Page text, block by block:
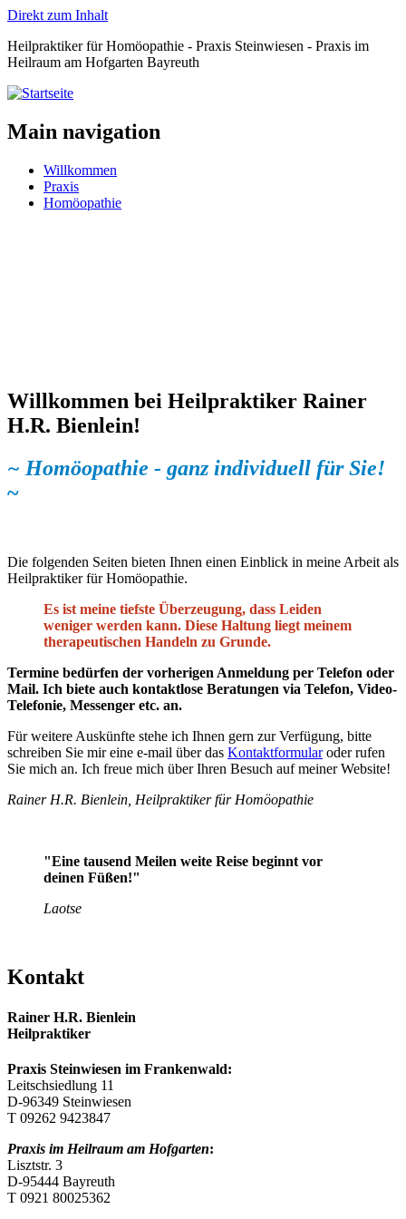
Direkt zum Inhalt
Heilpraktiker für Homöopathie - Praxis Steinwiesen - Praxis im
Heilraum am Hofgarten Bayreuth
Main navigation
Willkommen
Praxis
Homöopathie
Willkommen bei Heilpraktiker Rainer
H.R. Bienlein!
~ Homöopathie - ganz individuell für Sie!
~
Die folgenden Seiten bieten Ihnen einen Einblick in meine Arbeit als
Heilpraktiker für Homöopathie.
Es ist meine tiefste Überzeugung, dass Leiden
weniger werden kann. Diese Haltung liegt meinem
therapeutischen Handeln zu Grunde.
Termine bedürfen der vorherigen Anmeldung per Telefon oder
Mail. Ich biete auch kontaktlose Beratungen via Telefon, Video-
Telefonie, Messenger etc. an.
Für weitere Auskünfte stehe ich Ihnen gern zur Verfügung, bitte
schreiben Sie mir eine e-mail über das Kontaktformularoder rufen
Sie mich an. Ich freue mich über Ihren Besuch auf meiner Website!
Rainer H.R. Bienlein, Heilpraktiker für Homöopathie
"Eine tausend Meilen weite Reise beginnt vor
deinen Füßen!"
Laotse
Kontakt
Rainer H.R. Bienlein
Heilpraktiker
Praxis Steinwiesen im Frankenwald:
Leitschsiedlung 11
D-96349 Steinwiesen
T 09262 9423847
Praxis im Heilraum am Hofgarten:
Lisztstr. 3
D-95444 Bayreuth
T 0921 80025362